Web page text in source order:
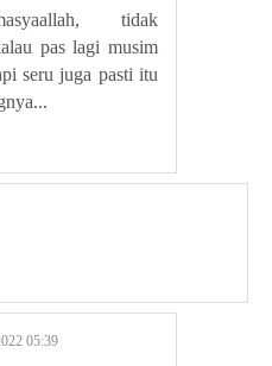
tidak
pas lagi musim
seru juga pasti itu
05:39